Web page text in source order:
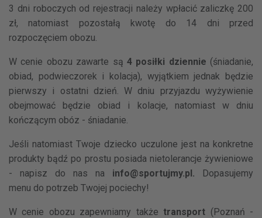
3 dni roboczych od rejestracji należy wpłacić zaliczkę 200
zł, natomiast pozostałą kwotę do 14 dni przed
rozpoczęciem obozu.
W cenie obozu zawarte są 4 posiłki dziennie (śniadanie,
obiad, podwieczorek i kolacja), wyjątkiem jednak będzie
pierwszy i ostatni dzień. W dniu przyjazdu wyżywienie
obejmować będzie obiad i kolacje, natomiast w dniu
kończącym obóz - śniadanie.
Jeśli natomiast Twoje dziecko uczulone jest na konkretne
produkty bądź po prostu posiada nietolerancje żywieniowe
- napisz do nas na info@sportujmy.pl.
Dopasujemy
menu do potrzeb Twojej pociechy!
W cenie obozu zapewniamy także transport (Poznań -